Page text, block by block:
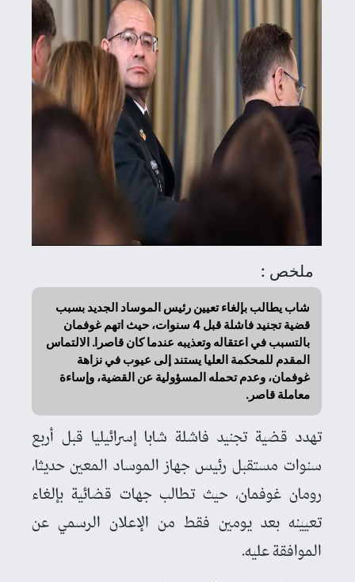
ملخص :
شاب يطالب بإلغاء تعيين رئيس الموساد الجديد بسبب
قضية تجنيد فاشلة قبل 4 سنوات، حيث اتهم غوفمان
بالتسبب في اعتقاله وتعذيبه عندما كان قاصرا. الالتماس
المقدم للمحكمة العليا يستند إلى عيوب في نزاهة
غوفمان، وعدم تحمله المسؤولية عن القضية، وإساءة
معاملة قاصر.
تهدد قضية تجنيد فاشلة شابا إسرائيليا قبل أربع
سنوات مستقبل رئيس جهاز الموساد المعين حديثا،
رومان غوفمان، حيث تطالب جهات قضائية بإلغاء
تعيينه بعد يومين فقط من الإعلان الرسمي عن
الموافقة عليه.